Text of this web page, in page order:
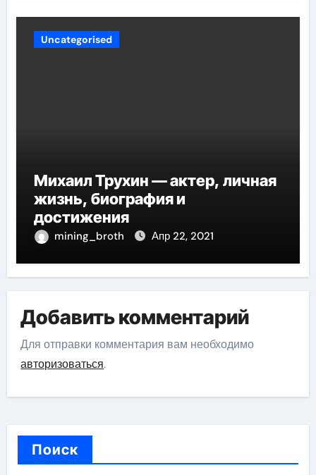
Uncategorised
Михаил Трухин — актер, личная
жизнь, биография и
достижения
mining_broth Апр 22, 2021
Добавить комментарий
Для отправки комментария вам необходимо
авторизоваться.
Поиск